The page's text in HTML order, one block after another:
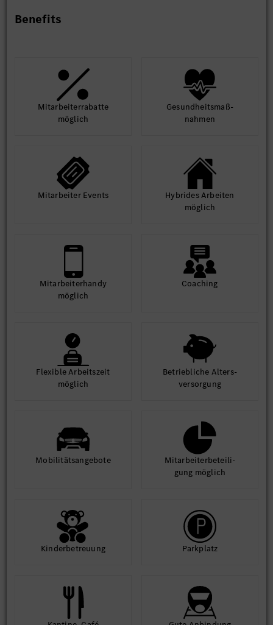
Benefits
Mit­arbeiter­rabatte
möglich
Gesund­heits­maß­
nahmen
Mit­arbeiter Events
Hybrides Arbeiten
möglich
Mit­arbeiter­handy
möglich
Coaching
Flexible Arbeits­zeit
möglich
Betrieb­liche Alters­
ver­sorgung
Mobilitäts­angebote
Mit­arbeiter­beteili­
gung möglich
Kinder­betreuung Park­platz